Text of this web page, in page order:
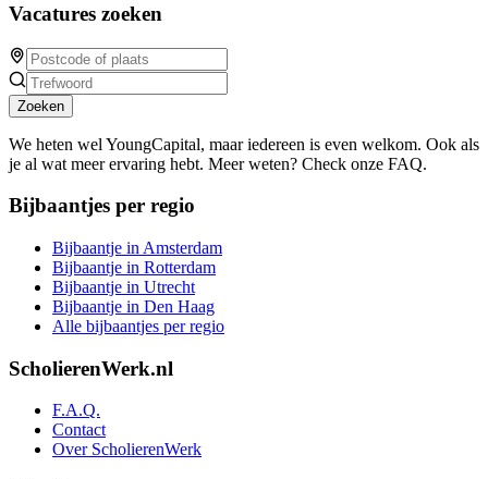
Vacatures zoeken
Zoeken
We heten wel YoungCapital, maar iedereen is even welkom. Ook als
je al wat meer ervaring hebt. Meer weten? Check onze FAQ.
Bijbaantjes per regio
Bijbaantje in Amsterdam
Bijbaantje in Rotterdam
Bijbaantje in Utrecht
Bijbaantje in Den Haag
Alle bijbaantjes per regio
ScholierenWerk.nl
F.A.Q.
Contact
Over ScholierenWerk